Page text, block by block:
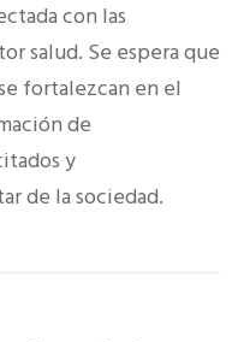
con las
salud. Se espera que
fortalezcan en el
de
y
de la sociedad.